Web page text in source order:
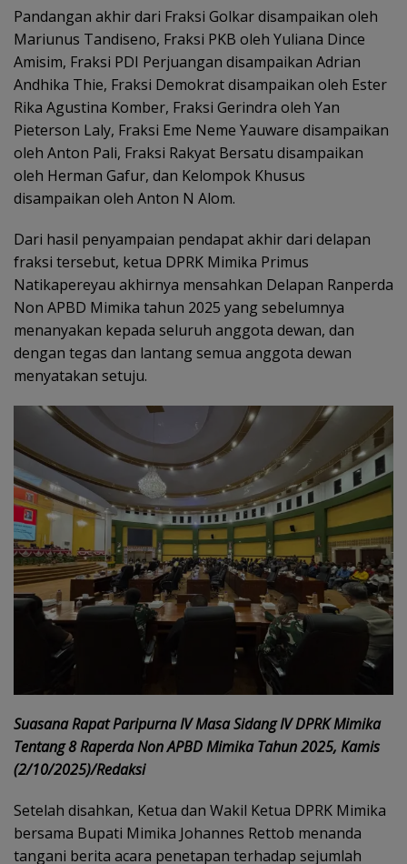
Pandangan akhir dari Fraksi Golkar disampaikan oleh
Mariunus Tandiseno, Fraksi PKB oleh Yuliana Dince
Amisim, Fraksi PDI Perjuangan disampaikan Adrian
Andhika Thie, Fraksi Demokrat disampaikan oleh Ester
Rika Agustina Komber, Fraksi Gerindra oleh Yan
Pieterson Laly, Fraksi Eme Neme Yauware disampaikan
oleh Anton Pali, Fraksi Rakyat Bersatu disampaikan
oleh Herman Gafur, dan Kelompok Khusus
disampaikan oleh Anton N Alom.
Dari hasil penyampaian pendapat akhir dari delapan
fraksi tersebut, ketua DPRK Mimika Primus
Natikapereyau akhirnya mensahkan Delapan Ranperda
Non APBD Mimika tahun 2025 yang sebelumnya
menanyakan kepada seluruh anggota dewan, dan
dengan tegas dan lantang semua anggota dewan
menyatakan setuju.
Suasana Rapat Paripurna IV Masa Sidang IV DPRK Mimika
Tentang 8 Raperda Non APBD Mimika Tahun 2025, Kamis
(2/10/2025)/Redaksi
Setelah disahkan, Ketua dan Wakil Ketua DPRK Mimika
bersama Bupati Mimika Johannes Rettob menanda
tangani berita acara penetapan terhadap sejumlah